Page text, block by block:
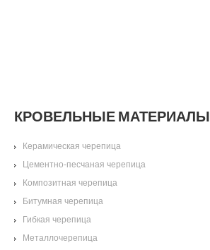
КРОВЕЛЬНЫЕ МАТЕРИАЛЫ
Керамическая черепица
Цементно-песчаная черепица
Композитная черепица
Битумная черепица
Гибкая черепица
Металлочерепица